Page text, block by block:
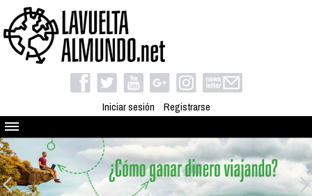
Iniciar sesión Registrarse
Quienes somos
El proyecto